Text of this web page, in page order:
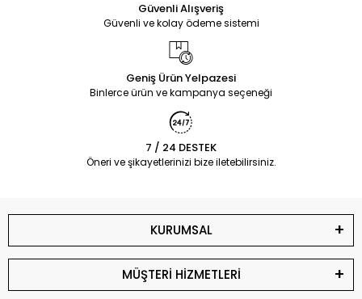
Güvenli Alışveriş
Güvenli ve kolay ödeme sistemi
Geniş Ürün Yelpazesi
Binlerce ürün ve kampanya seçeneği
7 / 24 DESTEK
Öneri ve şikayetlerinizi bize iletebilirsiniz.
KURUMSAL
MÜŞTERİ HİZMETLERİ